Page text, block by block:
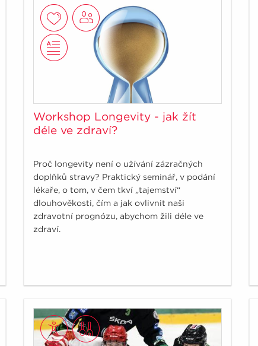
Workshop Longevity - jak žít
déle ve zdraví?
Proč longevity není o užívání zázračných
doplňků stravy? Praktický seminář, v podání
lékaře, o tom, v čem tkví „tajemství“
dlouhověkosti, čím a jak ovlivnit naši
zdravotní prognózu, abychom žili déle ve
zdraví.